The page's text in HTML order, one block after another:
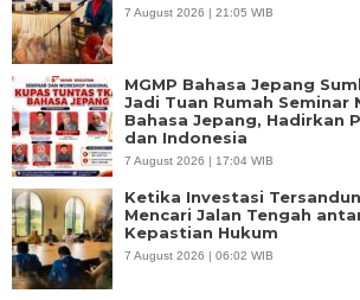
7 August 2026 | 21:05 WIB
MGMP Bahasa Jepang
Jadi Tuan Rumah Seminar
Bahasa Jepang, Hadirkan
dan Indonesia
7 August 2026 | 17:04 WIB
Ketika Investasi
Mencari Jalan Tengah
Kepastian Hukum
7 August 2026 | 06:02 WIB